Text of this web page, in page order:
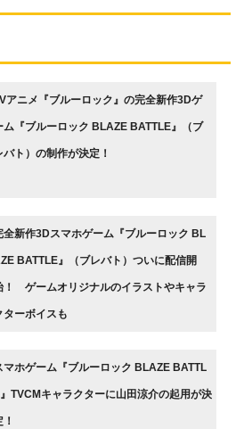
アニメ『ブルーロック』の完全新作3Dゲ
ム『ブルーロック BLAZE BATTLE』（ブ
バト）の制作が決定！
全新作3Dスマホゲーム『ブルーロック BL
BATTLE』（ブレバト）ついに配信開
！ ゲームオリジナルのイラストやキャラ
ターボイスも
マホゲーム『ブルーロック BLAZE BATTL
TVCMキャラクターに山田涼介の起用が決